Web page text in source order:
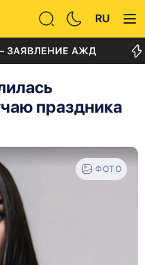
RU
АЖД Суд
праздника
ФОТО